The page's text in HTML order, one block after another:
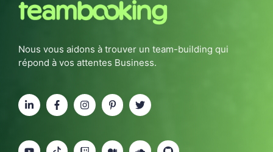
Nous vous aidons à trouver un team-building qui
répond à vos attentes Business.